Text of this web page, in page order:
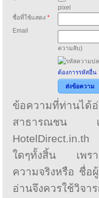
pixel
ชื่อที่ใช้แสดง *
Email
ความลับ)
ต้องการรหัสอื่น
ส่งข้อความ
ข้อความที่ท่านได้
สาธารณชน แล
ใดๆทั้งสิ้น เพราะ
ความจริงหรือ ชื่อ
อ่านจึงควรใช้วิจ